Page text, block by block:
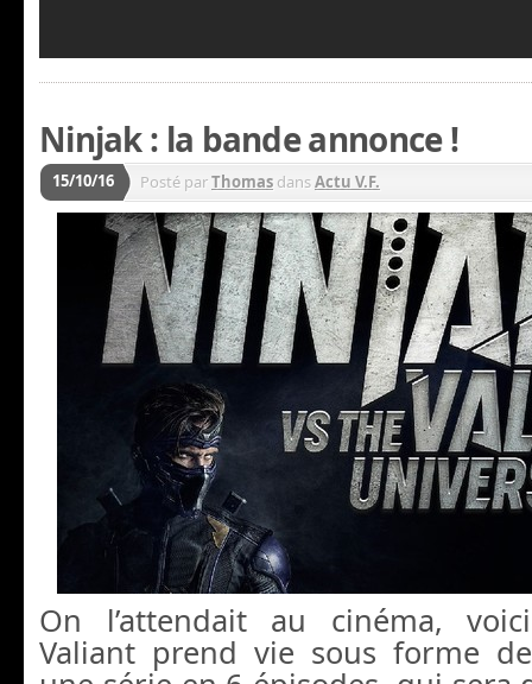
Ninjak : la bande annonce !
15/10/16 Posté parThomas dansActu V.F.
On l’attendait au cinéma,
Valiant prend vie sous forme